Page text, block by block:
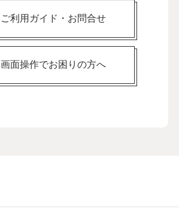
ご利用ガイド・お問合せ
画面操作でお困りの方へ